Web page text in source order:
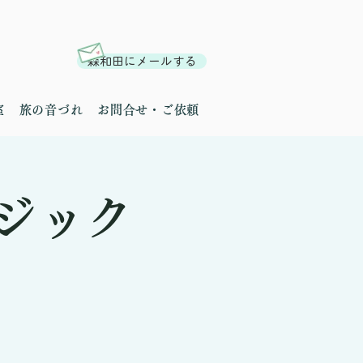
森和田にメールする
旅の音づれ お問合せ・ご依頼
ック